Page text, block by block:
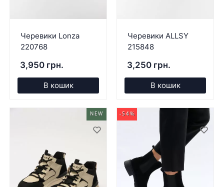
Черевики Lonza
220768
3,950 грн.
В кошик
Черевики ALLSY
215848
3,250 грн.
В кошик
NEW -54%